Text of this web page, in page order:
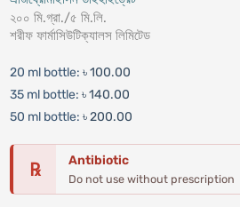
২০০ মি.গ্রা./৫ মি.লি.
শরীফ ফার্মাসিউটিক্যালস লিমিটেড
20 ml bottle: ৳ 100.00
35 ml bottle: ৳ 140.00
50 ml bottle: ৳ 200.00
℞ Antibiotic
Do not use without prescription